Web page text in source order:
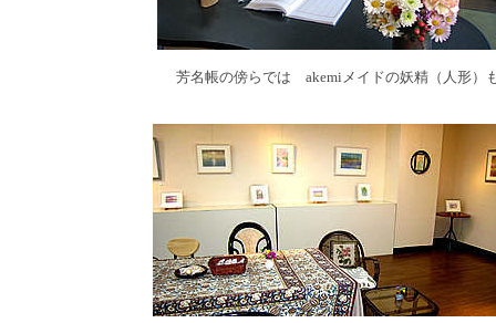
芳名帳の傍らでは akemiメイドの妖精（人形）